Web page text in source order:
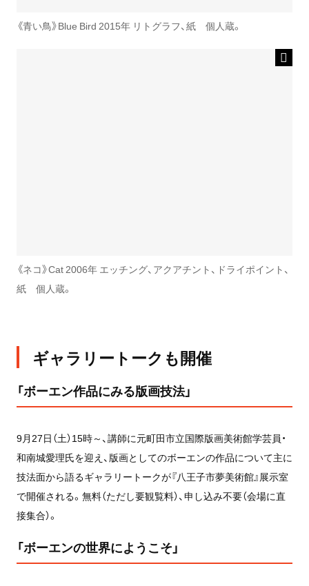
《青い鳥》Blue Bird 2015年 リトグラフ、紙 個人蔵。
《ネコ》Cat 2006年 エッチング、アクアチント、ドライポイント、
紙 個人蔵。
ギャラリートークも開催
「ボーエン作品にみる版画技法」
9月27日（土）15時～、講師に元町田市立国際版画美術館学芸員・
和南城愛理氏を迎え、版画としてのボーエンの作品について主に
技法面から語るギャラリートークが『八王子市夢美術館』展示室
で開催される。無料（ただし要観覧料）、申し込み不要（会場に直
接集合）。
「ボーエンの世界にようこそ」